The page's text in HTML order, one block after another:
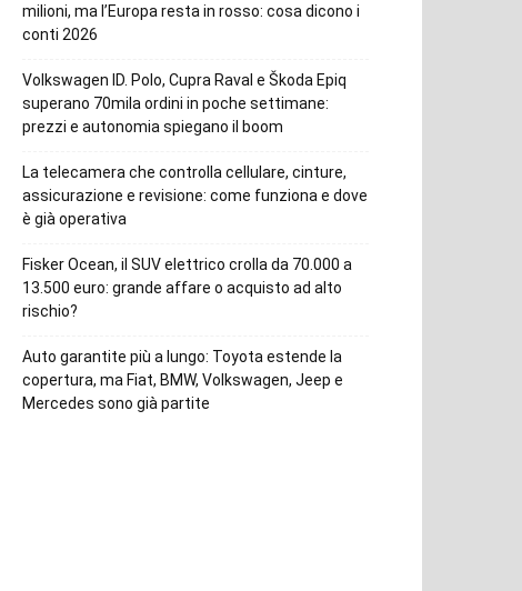
milioni, ma l’Europa resta in rosso: cosa dicono i
conti 2026
Volkswagen ID. Polo, Cupra Raval e Škoda Epiq
superano 70mila ordini in poche settimane:
prezzi e autonomia spiegano il boom
La telecamera che controlla cellulare, cinture,
assicurazione e revisione: come funziona e dove
è già operativa
Fisker Ocean, il SUV elettrico crolla da 70.000 a
13.500 euro: grande affare o acquisto ad alto
rischio?
Auto garantite più a lungo: Toyota estende la
copertura, ma Fiat, BMW, Volkswagen, Jeep e
Mercedes sono già partite